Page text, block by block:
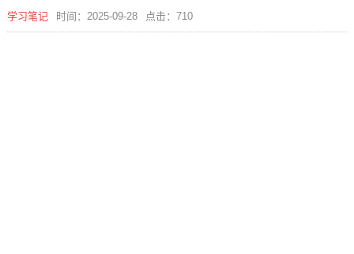
学习笔记 时间：2025-09-28 点击：710